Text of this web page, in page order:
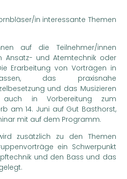
in interessante Themen
auf die Teilnehmer/innen
Ansatz- und Atemtechnik oder
Erarbeitung von Vorträgen in
das praxisnahe
und das Musizieren
auch in Vorbereitung zum
am 14. Juni auf Gut Basthorst,
mit auf dem Programm.
zusätzlich zu den Themen
ein Schwerpunkt
und den Bass und das